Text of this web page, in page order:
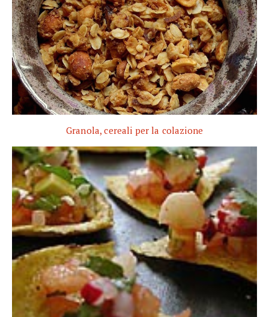
Granola, cereali per la colazione